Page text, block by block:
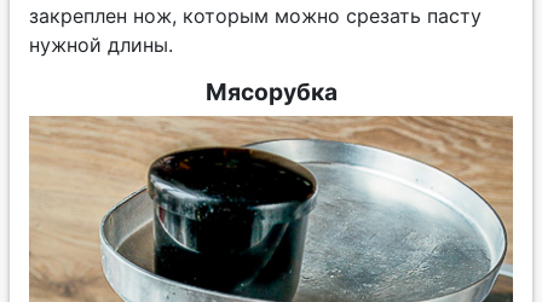
закреплен нож, которым можно срезать пасту
нужной длины.
Мясорубка